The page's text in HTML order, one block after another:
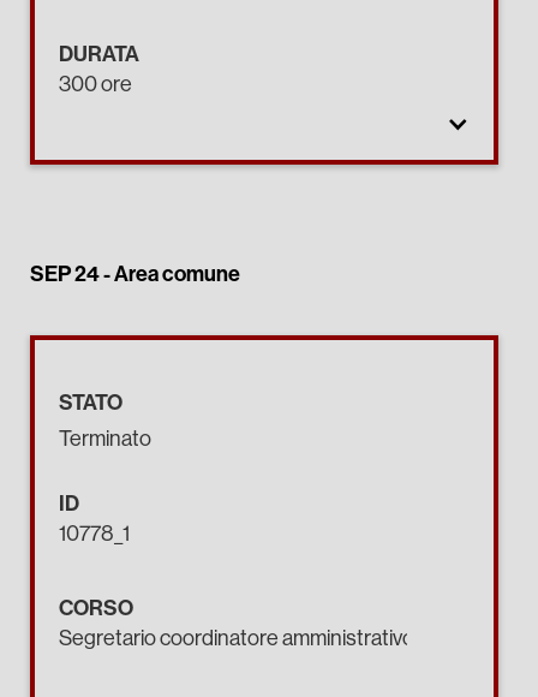
DURATA
300 ore
SEP 24 -Area comune
STATO
Terminato
ID
10778_1
CORSO
Segretario coordinatore amministrativo.